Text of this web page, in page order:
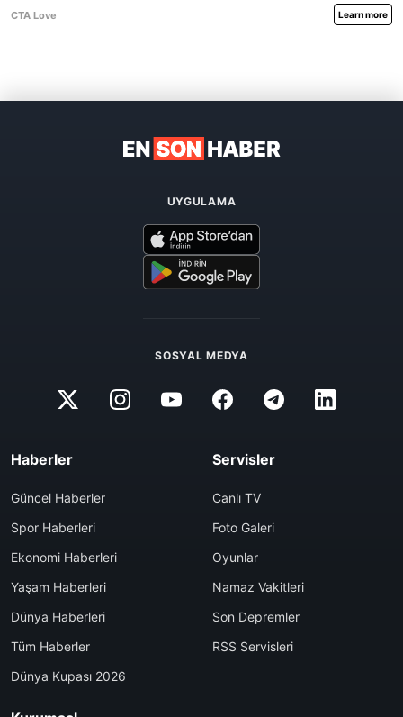
UYGULAMA
SOSYAL MEDYA
Haberler
Güncel Haberler
Spor Haberleri
Ekonomi Haberleri
Yaşam Haberleri
Dünya Haberleri
Tüm Haberler
Dünya Kupası 2026
Servisler
Canlı TV
Foto Galeri
Oyunlar
Namaz Vakitleri
Son Depremler
RSS Servisleri